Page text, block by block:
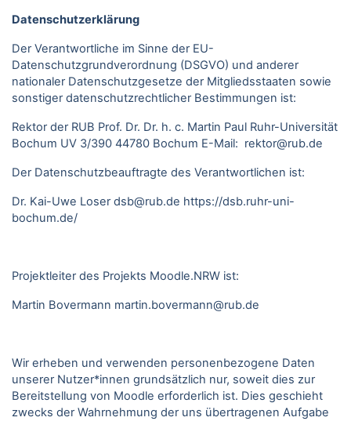
Datenschutzerklärung
Der Verantwortliche im Sinne der EU-
Datenschutzgrundverordnung (DSGVO) und anderer
nationaler Datenschutzgesetze der Mitgliedsstaaten sowie
sonstiger datenschutzrechtlicher Bestimmungen ist:
Rektor der RUB Prof. Dr. Dr. h. c. Martin Paul Ruhr-Universität
Bochum UV 3/390 44780 Bochum E-Mail: rektor@rub.de
Der Datenschutzbeauftragte des Verantwortlichen ist:
Dr. Kai-Uwe Loser dsb@rub.de https://dsb.ruhr-uni-
bochum.de/
Projektleiter des Projekts Moodle.NRW ist:
Martin Bovermann martin.bovermann@rub.de
Wir erheben und verwenden personenbezogene Daten
unserer Nutzer*innen grundsätzlich nur, soweit dies zur
Bereitstellung von Moodle erforderlich ist. Dies geschieht
zwecks der Wahrnehmung der uns übertragenen Aufgabe